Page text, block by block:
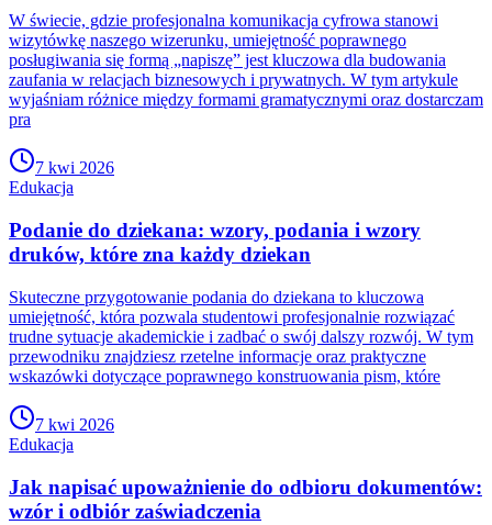
W świecie, gdzie profesjonalna komunikacja cyfrowa stanowi
wizytówkę naszego wizerunku, umiejętność poprawnego
posługiwania się formą „napiszę” jest kluczowa dla budowania
zaufania w relacjach biznesowych i prywatnych. W tym artykule
wyjaśniam różnice między formami gramatycznymi oraz dostarczam
pra
7 kwi 2026
Edukacja
Podanie do dziekana: wzory, podania i wzory
druków, które zna każdy dziekan
Skuteczne przygotowanie podania do dziekana to kluczowa
umiejętność, która pozwala studentowi profesjonalnie rozwiązać
trudne sytuacje akademickie i zadbać o swój dalszy rozwój. W tym
przewodniku znajdziesz rzetelne informacje oraz praktyczne
wskazówki dotyczące poprawnego konstruowania pism, które
7 kwi 2026
Edukacja
Jak napisać upoważnienie do odbioru dokumentów:
wzór i odbiór zaświadczenia